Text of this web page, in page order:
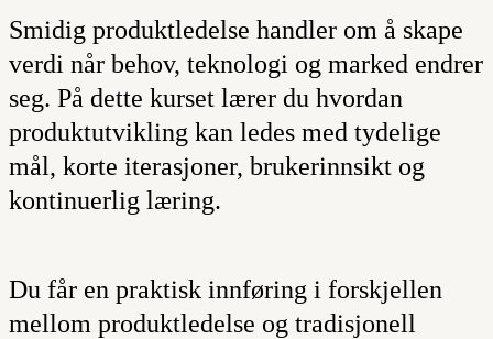
Smidig produktledelse handler om å skape
verdi når behov, teknologi og marked endrer
seg. På dette kurset lærer du hvordan
produktutvikling kan ledes med tydelige
mål, korte iterasjoner, brukerinnsikt og
kontinuerlig læring.
Du får en praktisk innføring i forskjellen
mellom produktledelse og tradisjonell